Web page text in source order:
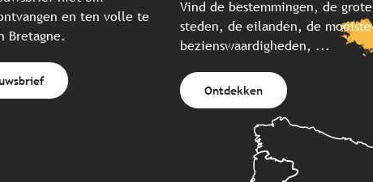
en ten volle te
Bretagne.
Vind de bestemmingen, de grote
steden, de eilanden, de mooiste
bezienswaardigheden, ...
Ontdekken